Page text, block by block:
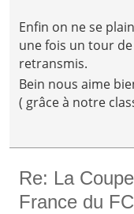
Enfin on ne se
une fois un tour de
retransmis.
Bein nous aime
( grâce à notre
Re: La
France du